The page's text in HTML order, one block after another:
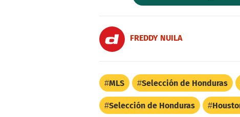
FREDDY NUILA
MLS Selección de Honduras
Selección de Honduras